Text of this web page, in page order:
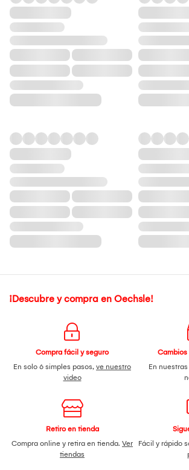
¡Descubre y compra en Oechsle!
Compra fácil y seguro
En solo 6 simples pasos, ve nuestro
video
En
Retiro en tienda
Compra online y retira en tienda. Ver
tiendas
Fácil y rápido